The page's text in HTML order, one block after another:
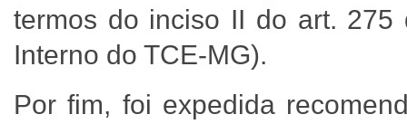
termos do inciso II do art. 275
Interno do TCE-MG).
Por fim, foi expedida